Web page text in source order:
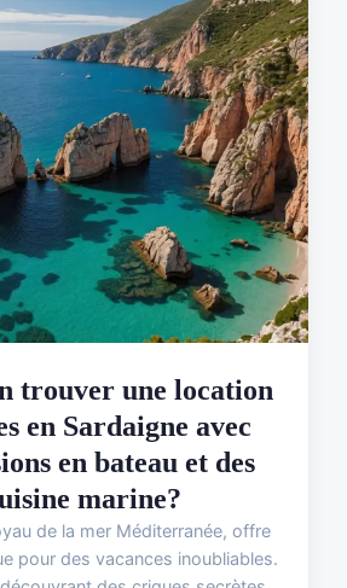
trouver une location
en Sardaigne avec
en bateau et des
marine?
de la mer Méditerranée, offre
pour des vacances inoubliables.